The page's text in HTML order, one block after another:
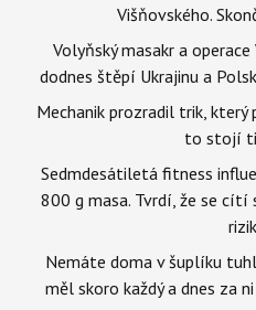
Višňovského.
Volyňský masakr a
dodnes štěpí Ukrajinu a
Mechanik prozradil trik, který
to stojí
Sedmdesátiletá fitness
800 g masa. Tvrdí, že se
Nemáte doma v šuplíku
měl skoro každý a dnes za